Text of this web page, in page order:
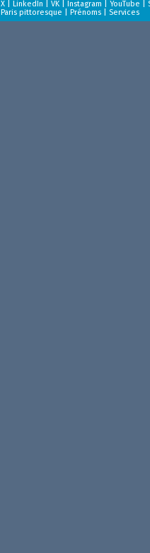
X| LinkedIn VK| Instagram YouTube
Paris pittoresque Prénoms| Services